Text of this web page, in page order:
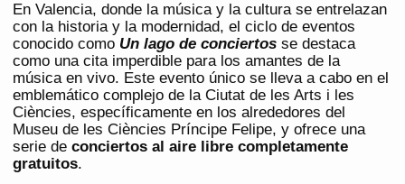
En Valencia, donde la música y la cultura se entrelazan
con la historia y la modernidad, el ciclo de eventos
conocido como Un lago de conciertos se destaca
como una cita imperdible para los amantes de la
música en vivo. Este evento único se lleva a cabo en el
emblemático complejo de la Ciutat de les Arts i les
Ciències, específicamente en los alrededores del
Museu de les Ciències Príncipe Felipe, y ofrece una
serie de conciertos al aire libre completamente
gratuitos.